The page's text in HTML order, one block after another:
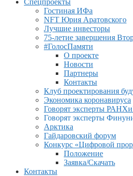
Спецпроекты
Гостиная ИФа
NFT Юрия Аратовского
Лучшие инвесторы
75-летие завершения
#ГолосПамяти
О проекте
Новости
Партнеры
Контакты
Клуб проектирования
Экономика коронавируса
Говорят эксперты
Говорят эксперты
Арктика
Гайдаровский форум
Конкурс «Цифровой
Положение
Заявка/Скачать
Контакты